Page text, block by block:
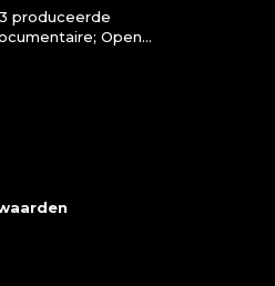
produceerde
Open
Voorbij! In
documenatire kun je
geheel terugzien.
In deze
mening en
de Politiek Hawre